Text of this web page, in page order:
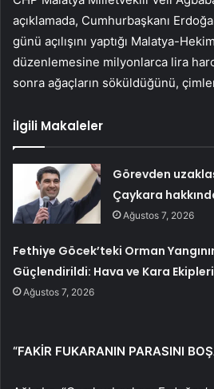
açıklamada, Cumhurbaşkanı
günü açılışını yaptığı Malatya-
düzenlemesine milyonlarca lira
sonra ağaçların söküldüğünü,
İlgili Makaleler
Görevden
Çaykara
Ağustos 7, 2026
Fethiye Göcek’teki Orman
Güçlendirildi: Hava ve Kara Ekipleri
Ağustos 7, 2026
“FAKİR FUKARANIN PARASINI